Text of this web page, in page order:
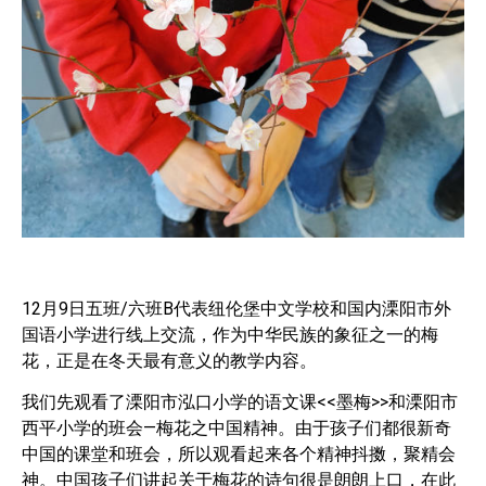
12月9日五班/六班B代表纽伦堡中文学校和国内溧阳市外
国语小学进行线上交流，作为中华民族的象征之一的梅
花，正是在冬天最有意义的教学内容。
我们先观看了溧阳市泓口小学的语文课<<墨梅>>和溧阳市
西平小学的班会—梅花之中国精神。由于孩子们都很新奇
中国的课堂和班会，所以观看起来各个精神抖擞，聚精会
神。中国孩子们讲起关于梅花的诗句很是朗朗上口，在此